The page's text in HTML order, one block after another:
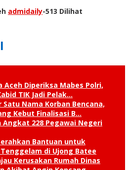
admidaily-513 Dilihat
Aceh Diperiksa Mabes Polri,
TIK Jadi Pelak…
Nama Korban Bencana,
Kebut Finalisasi B…
Angkat 228 Pegawai Negeri
Bantuan untuk
di Ujong Batee
Kerusakan Rumah Dinas